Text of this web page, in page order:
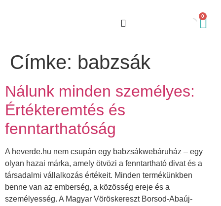
0
Címke: babzsák
Nálunk minden személyes:
Értékteremtés és
fenntarthatóság
A heverde.hu nem csupán egy babzsákwebáruház – egy
olyan hazai márka, amely ötvözi a fenntartható divat és a
társadalmi vállalkozás értékeit. Minden termékünkben
benne van az emberség, a közösség ereje és a
személyesség. A Magyar Vöröskereszt Borsod-Abaúj-